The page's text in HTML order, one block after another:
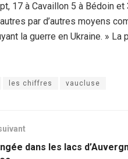
17 à Cavaillon 5 à Bédoin et
par d’autres moyens
la guerre en Ukraine. » La
les chiffres vaucluse
dans les lacs